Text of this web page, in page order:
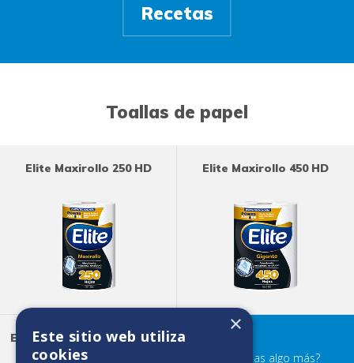
Recetas
Toallas de papel
Elite Maxirollo 250 HD Elite Maxirollo 450 HD
Elite Ultra Absorbente 180
HD
¿Buscabas algo más?
×
Este sitio web utiliza
cookies